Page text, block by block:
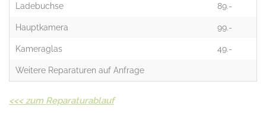
Ladebuchse 89.-
Hauptkamera 99.-
Kameraglas 49.-
Weitere Reparaturen auf Anfrage
<<< zum Reparaturablauf